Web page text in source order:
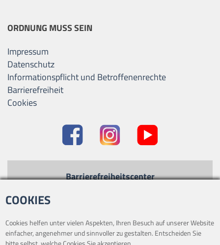
COOKIES
Cookies helfen unter vielen Aspekten, Ihren Besuch auf unserer Website
einfacher, angenehmer und sinnvoller zu gestalten. Entscheiden Sie
ORDNUNG MUSS SEIN
Impressum
Datenschutz
Informationspflicht und Betroffenenrechte
Barrierefreiheit
Cookies
Barrierefreiheitscenter
Text vergrößern